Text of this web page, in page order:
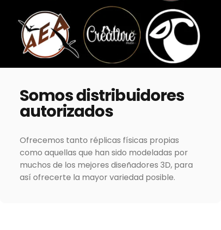
Somosdistribuidores
autorizados
Ofrecemos tanto réplicas físicas propias
como aquellas que han sido modeladas por
muchos de los mejores diseñadores 3D, para
así ofrecerte la mayor variedad posible.